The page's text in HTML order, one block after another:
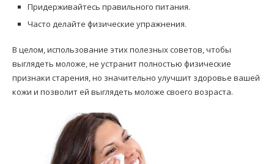
Придерживайтесь правильного питания.
Часто делайте физические упражнения.
В целом, использование этих полезных советов, чтобы
выглядеть моложе, не устранит полностью физические
признаки старения, но значительно улучшит здоровье вашей
кожи и позволит ей выглядеть моложе своего возраста.